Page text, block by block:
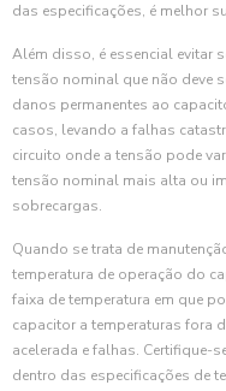
das especificações, é melhor
Além disso, é essencial evitar
tensão nominal que não deve
danos permanentes ao
casos, levando a falhas
circuito onde a tensão pode
tensão nominal mais alta ou
sobrecargas.
Quando se trata de
temperatura de operação do
faixa de temperatura em que
capacitor a temperaturas fora
acelerada e falhas. Certifique-
dentro das especificações de